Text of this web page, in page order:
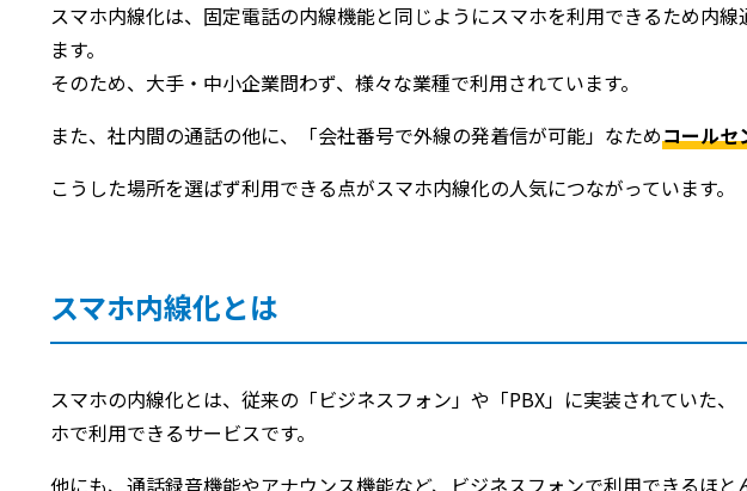
スマホ内線化は、固定電話の内線機能と同じようにスマホを利用できるため内線
ます。
そのため、大手・中小企業問わず、様々な業種で利用されています。
また、社内間の通話の他に、「会社番号で外線の発着信が可能」なためコールセ
こうした場所を選ばず利用できる点がスマホ内線化の人気につながっています。
スマホ内線化とは
スマホの内線化とは、従来の「ビジネスフォン」や「PBX」に実装されていた
ホで利用できるサービスです。
他にも、通話録音機能やアナウンス機能など、ビジネスフォンで利用できるほと